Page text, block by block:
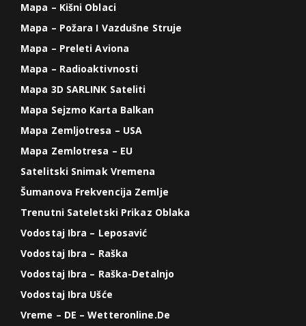
Mapa – Kišni Oblaci
Mapa – Požara I Vazdušne Struje
Mapa – Preleti Aviona
Mapa – Radioaktivnosti
Mapa 3D SARLINK Sateliti
Mapa Sejzmo Karta Balkan
Mapa Zemljotresa – USA
Mapa Zemlotresa – EU
Satelitski Snimak Vremena
Šumanova Frekvencija Zemlje
Trenutni Sateletski Prikaz Oblaka
Vodostaj Ibra – Leposavić
Vodostaj Ibra – Raška
Vodostaj Ibra – Raška-Detalnjo
Vodostaj Ibra Ušće
Vreme – DE – Wetteronline.de